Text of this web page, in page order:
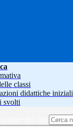
classi
didattiche iniziali
svolti